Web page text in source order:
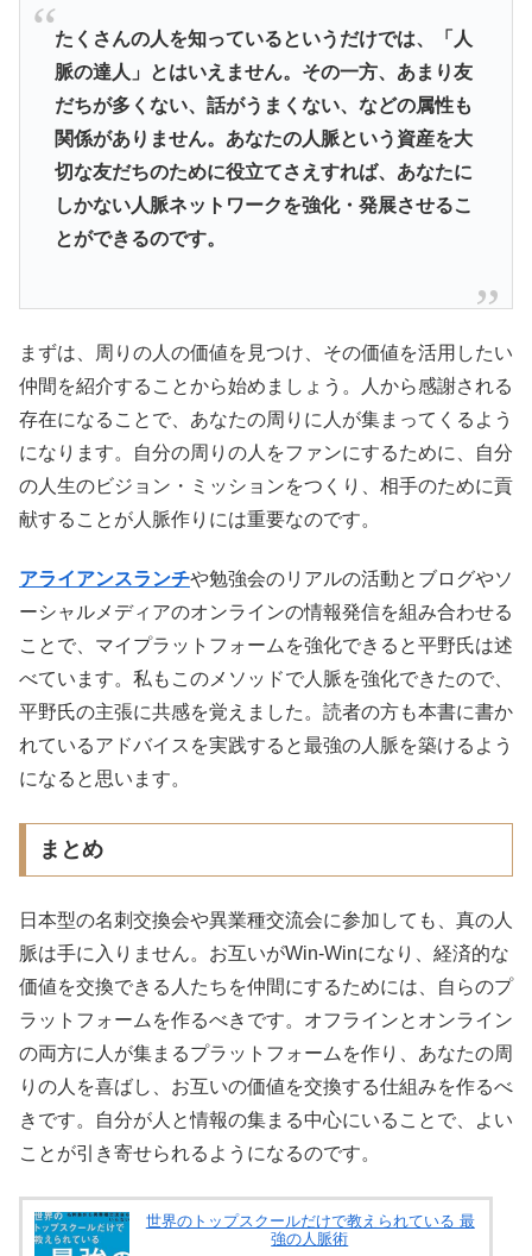
たくさんの人を知っているというだけでは、「人
脈の達人」
とはいえません。その一方、あまり友
だちが多くない、 話がうまくない、などの属性も
関係がありません。 あなたの人脈という資産を大
切な友だちのために役立てさえすれば、あなたに
しかない人脈ネットワークを強化・ 発展させるこ
とができるのです。
まずは、周りの人の価値を見つけ、その価値を活用したい
仲間を紹介することから始めましょう。人から感謝される
存在になることで、あなたの周りに人が集まってくるよう
になります。自分の周りの人をファンにするために、自分
の人生のビジョン・ミッションをつくり、相手のために貢
献することが人脈作りには重要なのです。
アライアンスランチや勉強会のリアルの活動とブログやソ
ーシャルメディアのオンラインの情報発信を組み合わせる
ことで、マイプラットフォームを強化できると平野氏は述
べています。私もこのメソッドで人脈を強化できたので、
平野氏の主張に共感を覚えました。読者の方も本書に書か
れているアドバイスを実践すると最強の人脈を築けるよう
になると思います。
まとめ
日本型の名刺交換会や異業種交流会に参加しても、真の人
脈は手に入りません。お互いがWin-Winになり、経済的な
価値を交換できる人たちを仲間にするためには、自らのプ
ラットフォームを作るべきです。オフラインとオンライン
の両方に人が集まるプラットフォームを作り、あなたの周
りの人を喜ばし、お互いの価値を交換する仕組みを作るべ
きです。自分が人と情報の集まる中心にいることで、よい
ことが引き寄せられるようになるのです。
世界のトップスクールだけで教えられている 最
強の人脈術